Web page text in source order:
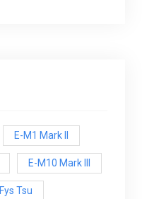
E-M1 Mark ll
E-M10 Mark lll
Fys Tsu